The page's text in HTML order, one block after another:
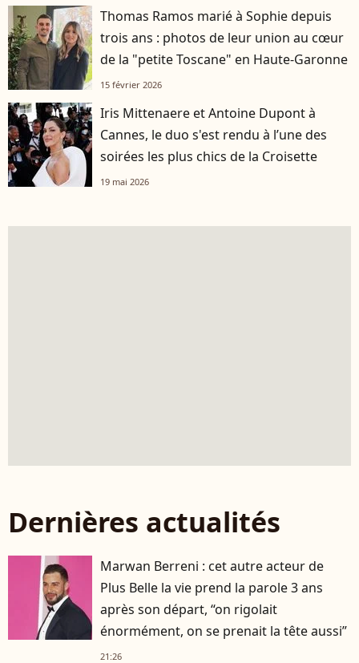
Thomas Ramos marié à Sophie depuis
trois ans : photos de leur union au cœur
de la "petite Toscane" en Haute-Garonne
15 février 2026
Iris Mittenaere et Antoine Dupont à
Cannes, le duo s'est rendu à l’une des
soirées les plus chics de la Croisette
19 mai 2026
Dernières actualités
Marwan Berreni : cet autre acteur de
Plus Belle la vie prend la parole 3 ans
après son départ, “on rigolait
énormément, on se prenait la tête aussi”
21:26